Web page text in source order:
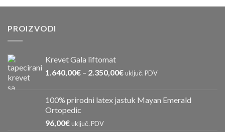
PROIZVODI
Krevet Gala liftomat
1.640,00€ – 2.350,00€ uključ. PDV
100% prirodni latex jastuk Mayan Emerald
Ortopedic
96,00€ uključ. PDV